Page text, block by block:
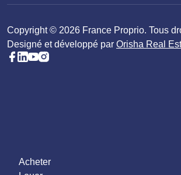
Copyright © 2026 France Proprio. Tous
Designé et développé par Orisha Real
Acheter